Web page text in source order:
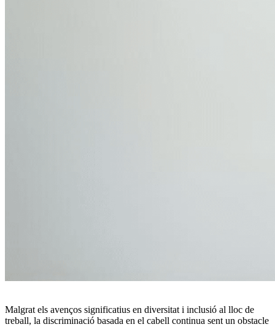
Malgrat els avenços significatius en diversitat i inclusió al lloc de
treball, la discriminació basada en el cabell continua sent un obstacle